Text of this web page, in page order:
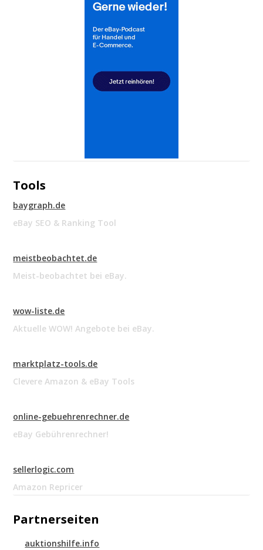
Tools
baygraph.de
eBay SEO & Ranking Tool
meistbeobachtet.de
Meist-beobachtet bei eBay.
wow-liste.de
Aktuelle WOW! Angebote bei eBay.
marktplatz-tools.de
Clevere Amazon & eBay Tools
online-gebuehrenrechner.de
eBay Gebührenrechner!
sellerlogic.com
Amazon Repricer
Partnerseiten
auktionshilfe.info